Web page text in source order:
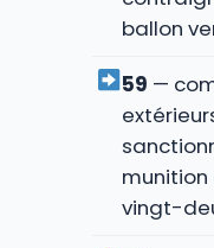
ballon
59 —
munition
vingt-